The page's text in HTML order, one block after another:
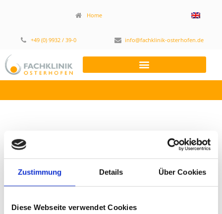
Zustimmung Details Über Cookies
Diese Webseite verwendet Cookies
info@fachklinik-osterhofen.de
+49 (0) 9932 / 39-0
Home
06. 2021
September 24, 2021 ,10:52 a.m.